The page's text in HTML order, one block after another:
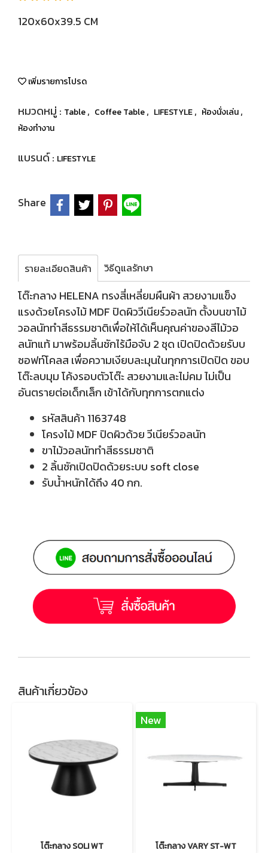
120x60x39.5 CM
เพิ่มรายการโปรด
หมวดหมู่ : Table, Coffee Table, LIFESTYLE, ห้องนั่งเล่น,
ห้องทำงาน
แบรนด์ : LIFESTYLE
Share
รายละเอียดสินค้า วิธีดูแลรักษา
โต๊ะกลาง HELENA ทรงสี่เหลี่ยมผืนผ้า สวยงามแข็ง
แรงด้วยโครงไม้ MDF ปิดผิววีเนียร์วอลนัท ตั้งบนขาไม้
วอลนัททำสีธรรมชาติเพื่อให้ได้เห็นคุณค่าของสีไม้วอ
ลนัทแท้ มาพร้อมลิ้นชักไร้มือจับ 2 ชุด เปิดปิดด้วยรับบ
ซอฟท์โคลส เพื่อความเงียบละมุนในทุกการเปิดปิด ขอบ
โต๊ะลบมุม โค้งรอบตัวโต๊ะ สวยงามและไม่คม ไม่เป็น
อันตรายต่อเด็กเล็ก เข้าได้กับทุกการตกแต่ง
รหัสสินค้า 1163748
โครงไม้ MDF ปิดผิวด้วย วีเนียร์วอลนัท
ขาไม้วอลนัททำสีธรรมชาติ
2 ลิ้นชักเปิดปิดด้วยระบบ soft close
รับน้ำหนักได้ถึง 40 กก.
สินค้าเกี่ยวข้อง
โต๊ะกลาง SOLI WT
New
โต๊ะกลาง VARY ST-WT